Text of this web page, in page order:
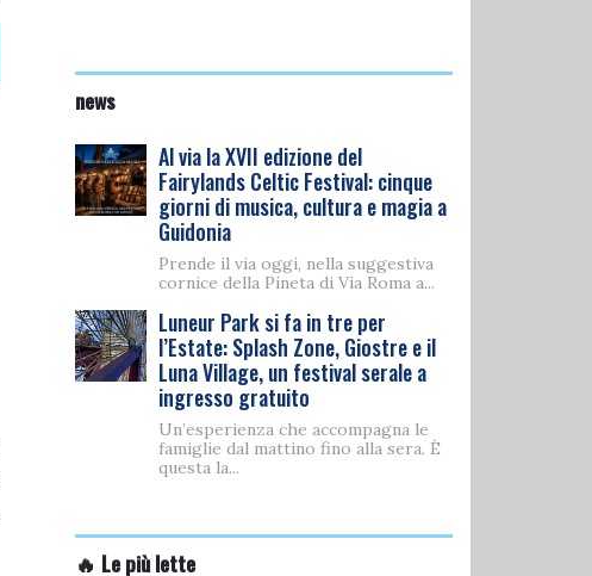
news
Al via la XVII edizione del
Fairylands Celtic Festival: cinque
giorni di musica, cultura e magia a
Guidonia
Prende il via oggi, nella suggestiva
cornice della Pineta di Via Roma a...
Luneur Park si fa in tre per
l’Estate: Splash Zone, Giostre e il
Luna Village, un festival serale a
ingresso gratuito
Un’esperienza che accompagna le
famiglie dal mattino fino alla sera. È
questa la...
🔥 Le più lette